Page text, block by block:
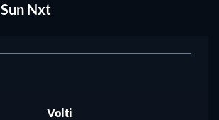
davvero così semplice! Il nostro elenco di
Nxt
Volti